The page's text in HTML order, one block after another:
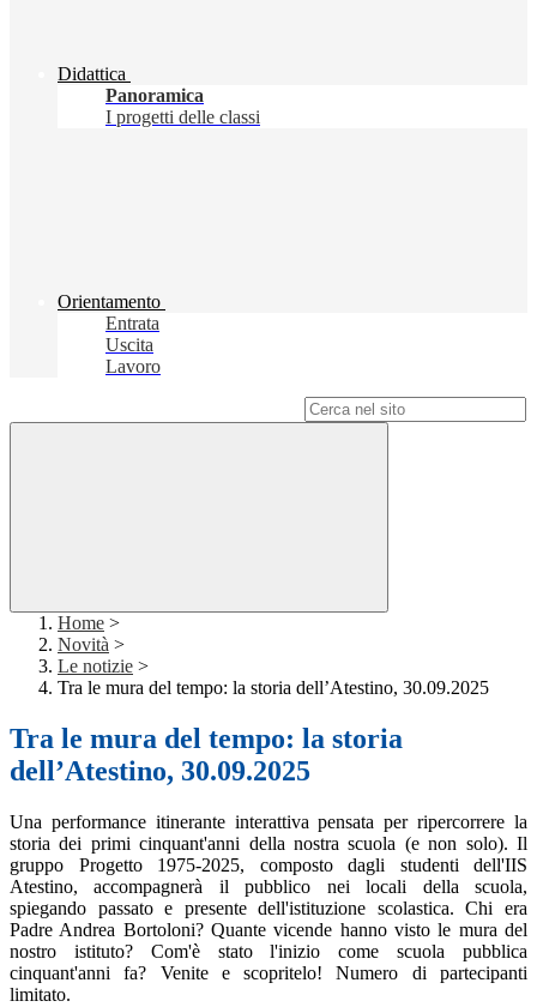
Didattica
Panoramica
I progetti delle classi
Orientamento
Entrata
Uscita
Lavoro
Home >
Novità >
Le notizie >
Tra le mura del tempo: la storia dell’Atestino, 30.09.2025
Tra le mura del tempo: la storia
dell’Atestino, 30.09.2025
Una performance itinerante interattiva pensata per ripercorrere la
storia dei primi cinquant'anni della nostra scuola (e non solo). Il
gruppo Progetto 1975-2025, composto dagli studenti dell'IIS
Atestino, accompagnerà il pubblico nei locali della scuola,
spiegando passato e presente dell'istituzione scolastica. Chi era
Padre Andrea Bortoloni? Quante vicende hanno visto le mura del
nostro istituto? Com'è stato l'inizio come scuola pubblica
cinquant'anni fa? Venite e scopritelo! Numero di partecipanti
limitato.